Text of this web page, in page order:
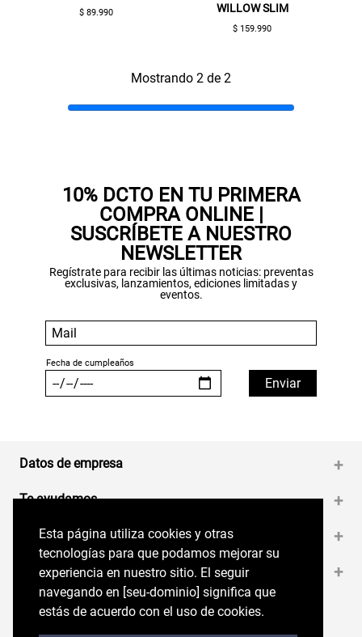
Esta página utiliza cookies y otras
tecnologías para que podamos mejorar su
experiencia en nuestro sitio. El seguir
navegando en perryellis.cl significa que estás
de acuerdo con el uso de cookies.
Esta página utiliza cookies y otras
tecnologías para que podamos mejorar su
experiencia en nuestro sitio. El seguir
navegando en [seu-dominio] significa que
estás de acuerdo con el uso de cookies.
$ 89.990
WILLOW SLIM
$ 159.990
Mostrando 2 de 2
10% DCTO EN TU PRIMERA
COMPRA ONLINE |
SUSCRÍBETE A NUESTRO
NEWSLETTER
Regístrate para recibir las últimas noticias: preventas
exclusivas, lanzamientos, ediciones limitadas y
eventos.
Gracias por inscribirte!
Datos de empresa +
Te ayudamos +
Medios de pago +
Contáctanos +
Síguenos en nuestras RRSS